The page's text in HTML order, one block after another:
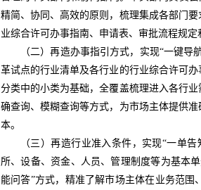
精简、协同、高效的原则，梳理集成各部门
业综合许可办事指南、申请表、审批流程规
（二）再造办事指引方式，实现“一键导航
革试点的行业清单及各行业的行业综合许可
分类中的小类为基础，全覆盖梳理进入各行
确查询、模糊查询等方式，为市场主体提供
本。
（三）再造行业准入条件，实现“一单告
所、设备、资金、人员、管理制度等为基本
能问答”方式，精准了解市场主体在业务范